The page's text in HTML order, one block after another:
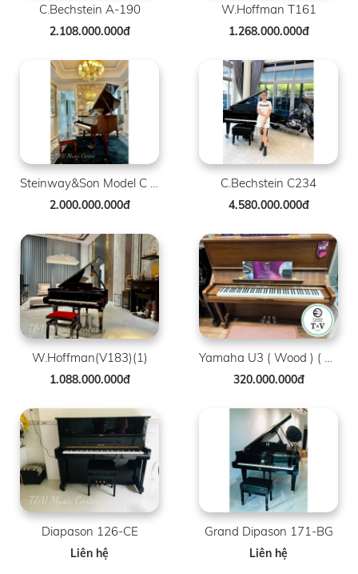
C.Bechstein A-190 W.Hoffman T161
C.Bechstein C234
W.Hoffman(V183)(1)
Diapason 126-CE Grand Dipason 171-BG